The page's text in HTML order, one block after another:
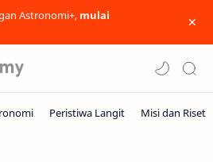
Astronomi+, mulai